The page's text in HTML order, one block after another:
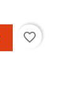
favorite_border